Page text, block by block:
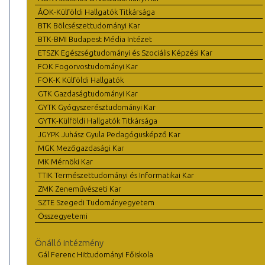
ÁOK-Külföldi Hallgatók Titkársága
BTK Bölcsészettudományi Kar
BTK-BMI Budapest Média Intézet
ETSZK Egészségtudományi és Szociális Képzési Kar
FOK Fogorvostudományi Kar
FOK-K Külföldi Hallgatók
GTK Gazdaságtudományi Kar
GYTK Gyógyszerésztudományi Kar
GYTK-Külföldi Hallgatók Titkársága
JGYPK Juhász Gyula Pedagógusképző Kar
MGK Mezőgazdasági Kar
MK Mérnöki Kar
TTIK Természettudományi és Informatikai Kar
ZMK Zeneművészeti Kar
SZTE Szegedi Tudományegyetem
Összegyetemi
Önálló intézmény
Gál Ferenc Hittudományi Főiskola